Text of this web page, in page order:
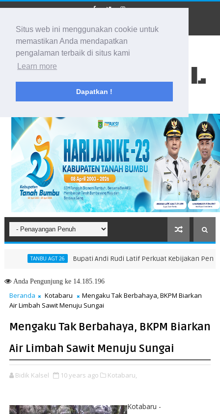
Situs web ini menggunakan cookie untuk
memastikan Anda mendapatkan
pengalaman terbaik di situs kami
Learn more
Dapatkan !
BIDIK KALSEL
Membidik Ke Segala Arah
TANBU AGT 26 Bupati Andi Rudi Latif Perkuat Kebijakan
AndaPengunjung ke 14.185.196
Beranda Kotabaru
Mengaku Tak Berbahaya, BKPM Biarkan
Air Limbah Sawit Menuju Sungai
Mengaku Tak Berbahaya, BKPM Biarkan
Air Limbah Sawit Menuju Sungai
Bidik Kalsel 10 years ago Kotabaru,
Kotabaru -